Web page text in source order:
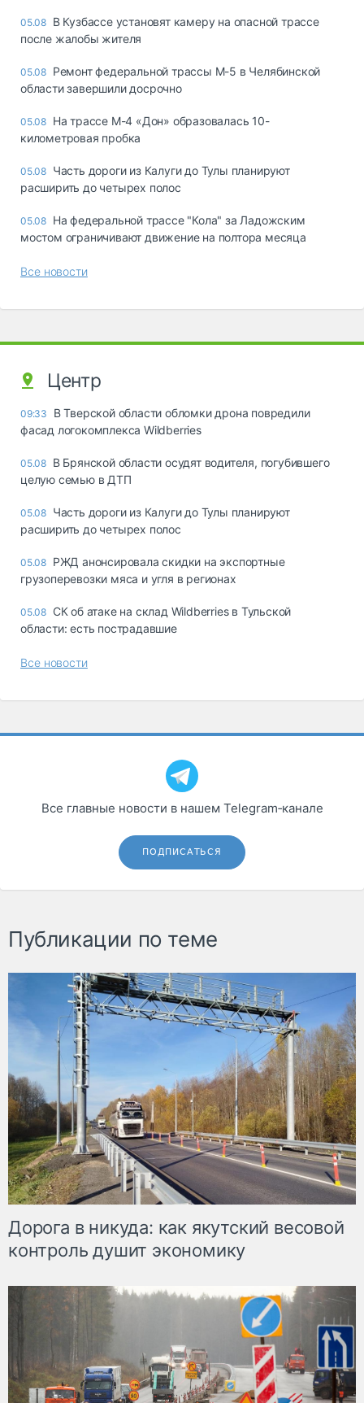
05.08 В Кузбассе установят камеру на опасной трассе
после жалобы жителя
05.08 Ремонт федеральной трассы М-5 в Челябинской
области завершили досрочно
05.08 На трассе М-4 «Дон» образовалась 10-
километровая пробка
05.08 Часть дороги из Калуги до Тулы планируют
расширить до четырех полос
05.08 На федеральной трассе "Кола" за Ладожским
мостом ограничивают движение на полтора месяца
Все новости
Центр
09:33
В Тверской области обломки дрона повредили
фасад логокомплекса Wildberries
05.08 В Брянской области осудят водителя, погубившего
целую семью в ДТП
05.08 Часть дороги из Калуги до Тулы планируют
расширить до четырех полос
05.08 РЖД анонсировала скидки на экспортные
грузоперевозки мяса и угля в регионах
05.08 СК об атаке на склад Wildberries в Тульской
области: есть пострадавшие
Все новости
Все главные новости в нашем Telegram‑канале
ПОДПИСАТЬСЯ
Публикации по теме
Дорога в никуда: как якутский весовой
контроль душит экономику